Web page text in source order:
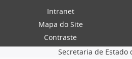
Intranet
Mapa do Site
Contraste
Secretaria de Estado